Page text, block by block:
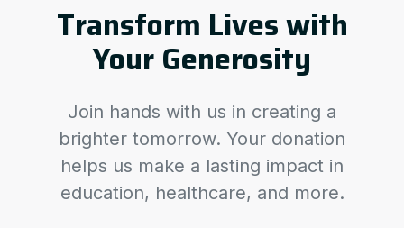
Transform Lives with
Your Generosity
Join hands with us in creating a
brighter tomorrow. Your donation
helps us make a lasting impact in
education, healthcare, and more.